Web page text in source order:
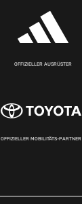
OFFIZIELLER AUSRÜSTER
OFFIZIELLER MOBILITÄTS-PARTNER